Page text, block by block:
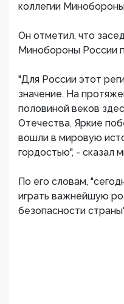
коллегии
Он отметил, что
Минобороны России
"Для России этот
значение. На
половиной веков
Отечества. Яркие
вошли в мировую
гордостью", - сказал
По его словам,
играть важнейшую
безопасности